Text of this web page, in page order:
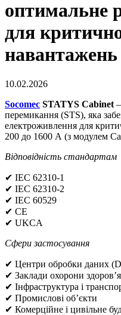
оптимальне
для
навантажень
10.02.2026
Socomec STATYS Cabinet
перемикання (STS), яка
електроживлення для
200 до 1600 А (з модулем
Відповідність стандартам
✔ IEC 62310-1
✔ IEC 62310-2
✔ IEC 60529
✔ CE
✔ UKCA
Сфери застосування
✔ Центри обробки даних
✔ Заклади охорони здоров’я
✔ Інфраструктура і
✔ Промислові об’єкти
✔ Комерційне і цивільне